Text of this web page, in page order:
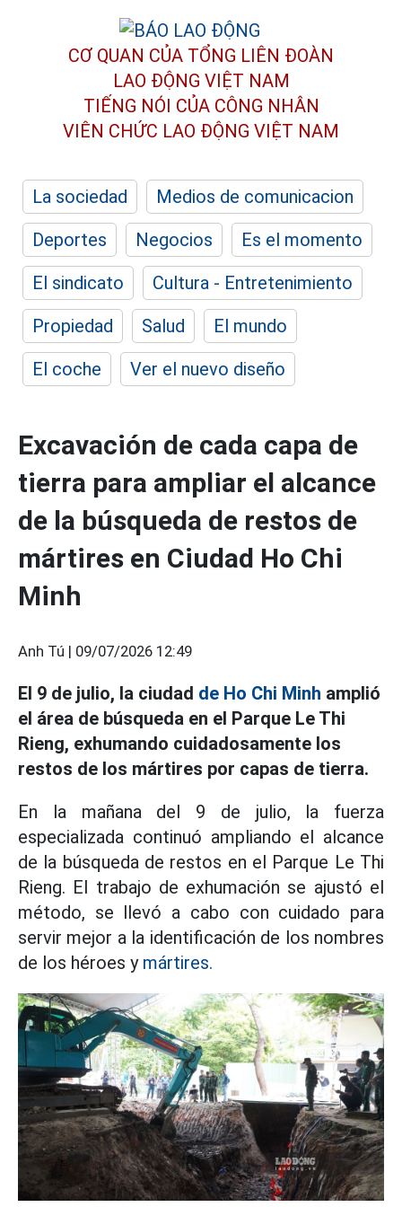
CƠ QUAN CỦA TỔNG LIÊN ĐOÀN
LAO ĐỘNG VIỆT NAM
TIẾNG NÓI CỦA CÔNG NHÂN
VIÊN CHỨC LAO ĐỘNG VIỆT NAM
La sociedad
Medios de comunicacion
Deportes
Negocios
Es el momento
El sindicato
Cultura - Entretenimiento
Propiedad
Salud
El mundo
El coche
Ver el nuevo diseño
Excavación de cada capa de
tierra para ampliar el alcance
de la búsqueda de restos de
mártires en Ciudad Ho Chi
Minh
Anh Tú | 09/07/2026 12:49
El 9 de julio, la ciudad de Ho Chi Minh amplió
el área de búsqueda en el Parque Le Thi
Rieng, exhumando cuidadosamente los
restos de los mártires por capas de tierra.
En la mañana del 9 de julio, la fuerza
especializada continuó ampliando el alcance
de la búsqueda de restos en el Parque Le Thi
Rieng. El trabajo de exhumación se ajustó el
método, se llevó a cabo con cuidado para
servir mejor a la identificación de los nombres
de los héroes y mártires.